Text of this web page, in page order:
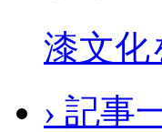
漆文化
› 記事